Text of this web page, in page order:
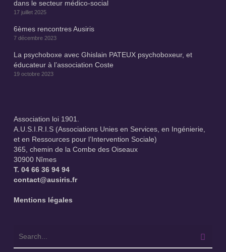
dans le secteur médico-social
17 juillet 2025
6èmes rencontres Ausiris
7 décembre 2023
La psychoboxe avec Ghislain PATEUX psychoboxeur, et
éducateur à l’association Coste
19 octobre 2023
Association loi 1901.
A.U.S.I.R.I.S (Associations Unies en Services, en Ingénierie,
et en Ressources pour l’Intervention Sociale)
365, chemin de la Combe des Oiseaux
30900 Nîmes
T. 04 66 36 94 94
contact@ausiris.fr
Mentions légales